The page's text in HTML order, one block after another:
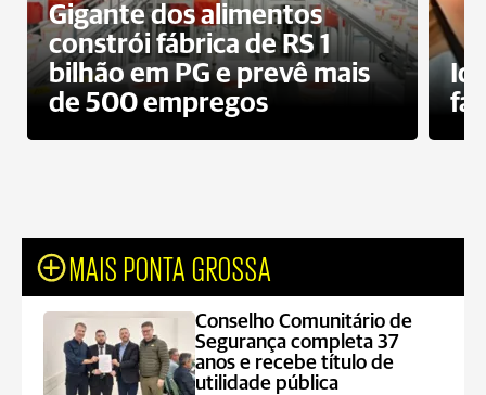
Gigante dos alimentos
constrói fábrica de RS 1
bilhão em PG e prevê mais
de 500 empregos
MAIS PONTA GROSSA
Conselho Comunitário de
Segurança completa 37
anos e recebe título de
utilidade pública